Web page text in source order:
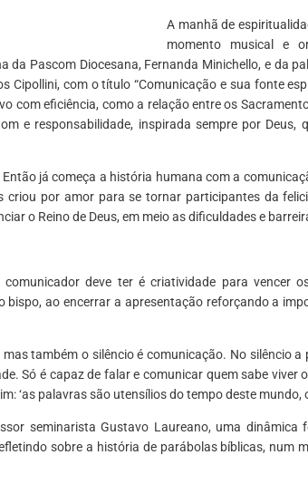
A manhã de
momento musical e
da Pascom Diocesana, Fernanda Minichello, e da
Cipollini, com o título “Comunicação e sua fonte
com eficiência, como a relação entre os
e responsabilidade, inspirada sempre por Deus,
Então já começa a história humana com a
criou por amor para se tornar participantes da
o Reino de Deus, em meio as dificuldades e
comunicador deve ter é criatividade para vencer
bispo, ao encerrar a apresentação reforçando a
mas também o silêncio é comunicação. No silêncio
Só é capaz de falar e comunicar quem sabe viver
‘as palavras são utensílios do tempo deste mundo,
seminarista Gustavo Laureano, uma
sobre a história de parábolas bíblicas, num